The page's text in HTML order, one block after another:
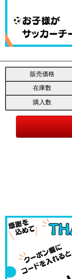
販売価格
在庫数
購入数